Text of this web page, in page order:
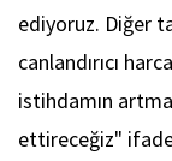
ediyoruz. Diğer
canlandırıcı
istihdamın
ettireceğiz"